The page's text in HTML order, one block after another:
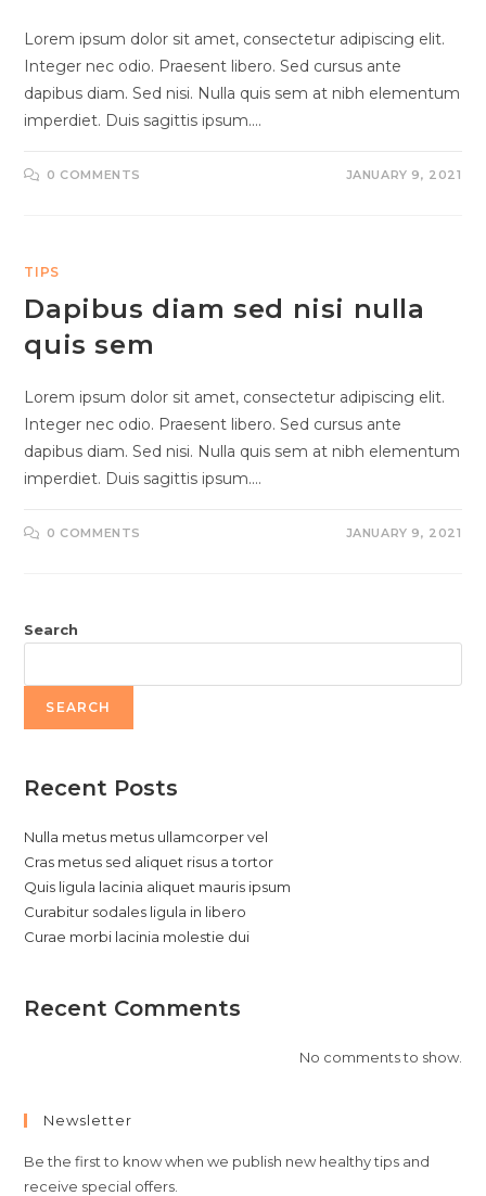
Lorem ipsum dolor sit amet, consectetur adipiscing elit.
Integer nec odio. Praesent libero. Sed cursus ante
dapibus diam. Sed nisi. Nulla quis sem at nibh elementum
imperdiet. Duis sagittis ipsum.…
0 COMMENTS JANUARY 9, 2021
TIPS
Dapibus diam sed nisi nulla
quis sem
Lorem ipsum dolor sit amet, consectetur adipiscing elit.
Integer nec odio. Praesent libero. Sed cursus ante
dapibus diam. Sed nisi. Nulla quis sem at nibh elementum
imperdiet. Duis sagittis ipsum.…
0 COMMENTS JANUARY 9, 2021
Search
SEARCH
Recent Posts
Nulla metus metus ullamcorper vel
Cras metus sed aliquet risus a tortor
Quis ligula lacinia aliquet mauris ipsum
Curabitur sodales ligula in libero
Curae morbi lacinia molestie dui
Recent Comments
No comments to show.
Newsletter
Be the first to know when we publish new healthy tips and
receive special offers.